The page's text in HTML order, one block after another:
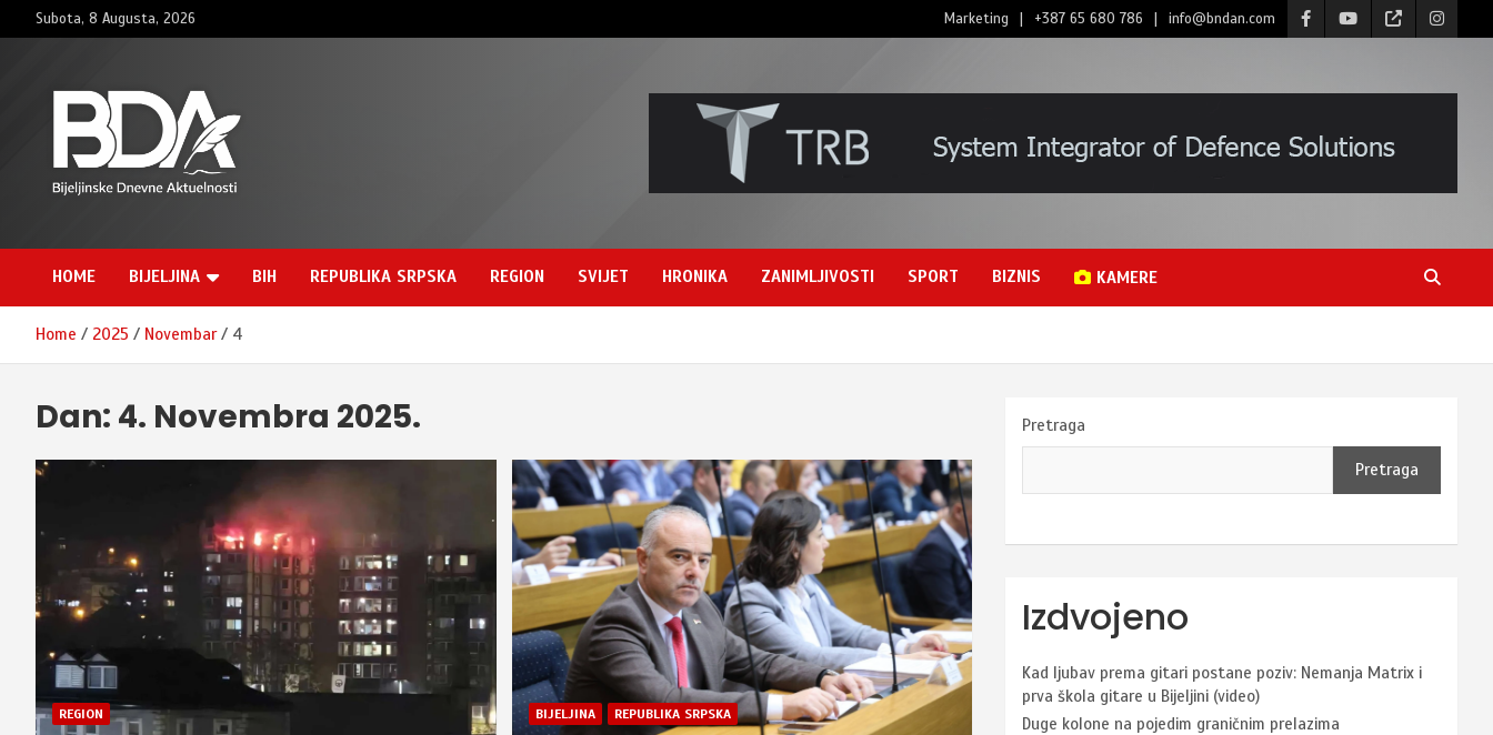
to
Subota, 8 Augusta, 2026 Marketing +387 65 680 786 info@bndan.com
BNDAN.com
HOME BIJELJINA BIH REPUBLIKA SRPSKA REGION SVIJET HRONIKA ZANIMLJIVOSTI SPORT BIZNIS KAMERE
Home 2025 Novembar 4
Dan: 4. Novembra 2025.
REGION BIJELJINA REPUBLIKA SRPSKA
Pretraga
Pretraga
Izdvojeno
Kad ljubav prema gitari postane poziv: Nemanja Matrix i
prva škola gitare u Bijeljini (video)
Duge kolone na pojedim graničnim prelazima